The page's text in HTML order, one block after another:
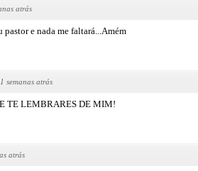
atrás
e nada me faltará...Amém
semanas atrás
TE LEMBRARES DE MIM!
atrás